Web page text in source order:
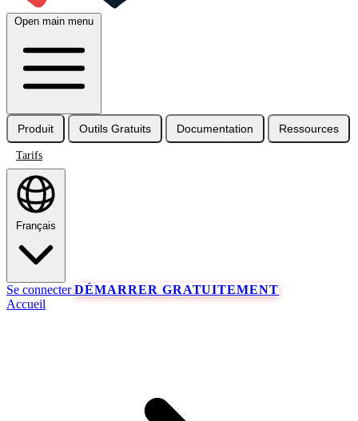
Open main menu
Produit Outils Gratuits Documentation Ressources
Tarifs
Français
Se connecterDÉMARRER GRATUITEMENT
Accueil